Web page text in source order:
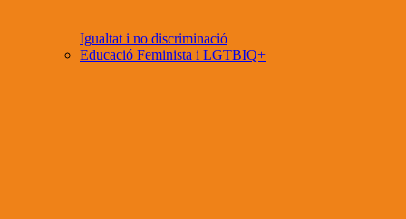
Igualtat i no discriminació
Educació Feminista i LGTBIQ+